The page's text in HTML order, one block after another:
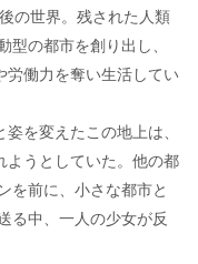
の世界。残された人類
の都市を創り出し、
労働力を奪い生活してい
を変えたこの地上は、
ようとしていた。他の都
を前に、小さな都市と
る中、一人の少女が反